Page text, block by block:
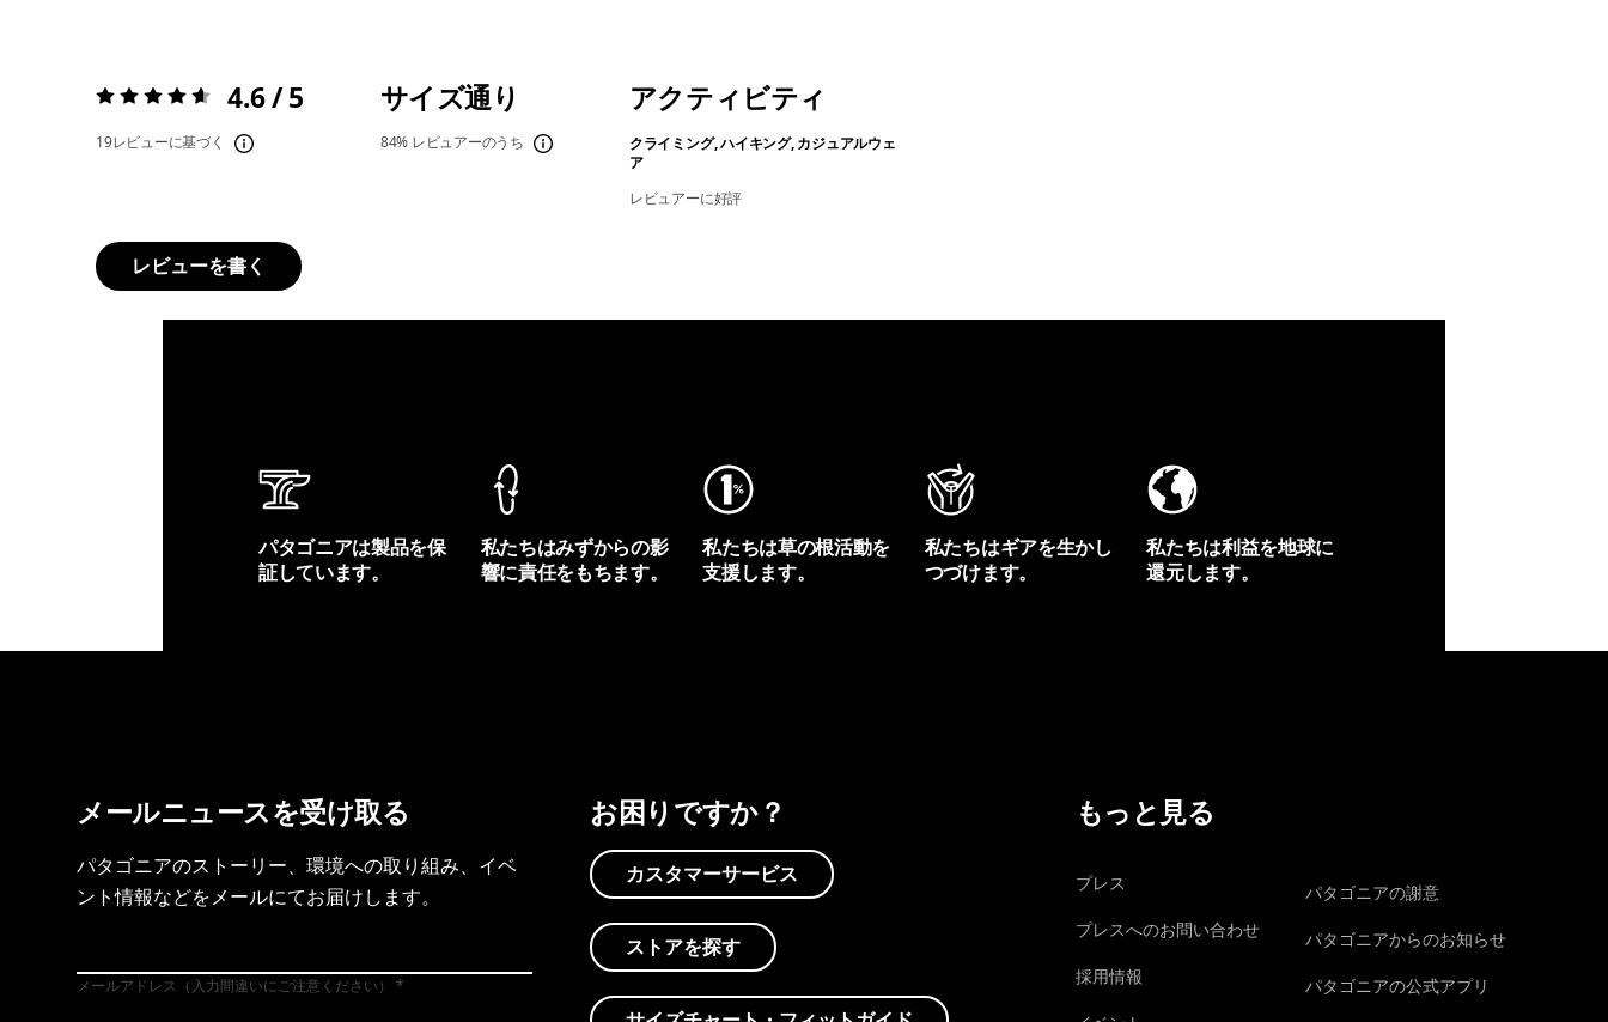
評価:4.6 / 5 4.6 / 5
19レビューに基づく
サイズ通り
84% レビュアーのうち
アクティビティ
クライミング, ハイキング, カジュアルウェ
ア
レビュアーに好評
レビューを書く
パタゴニアは製品を保
証しています。
私たちはみずからの影
響に責任をもちます。
私たちは草の根活動を
支援します。
私たちはギアを生かし
つづけます。
私たちは利益を地球に
還元します。
メールニュースを受け取る
パタゴニアのストーリー、環境への取り組み、イベ
ント情報などをメールにてお届けします。
メールアドレス（入力間違いにご注意ください）
お困りですか？
カスタマーサービス
ストアを探す
もっと見る
プレス
プレスへのお問い合わせ
採用情報
パタゴニアの謝意
パタゴニアからのお知らせ
パタゴニアの公式アプリ